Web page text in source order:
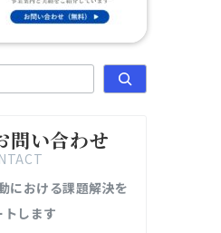
問い合わせ
における課題解決を
トします